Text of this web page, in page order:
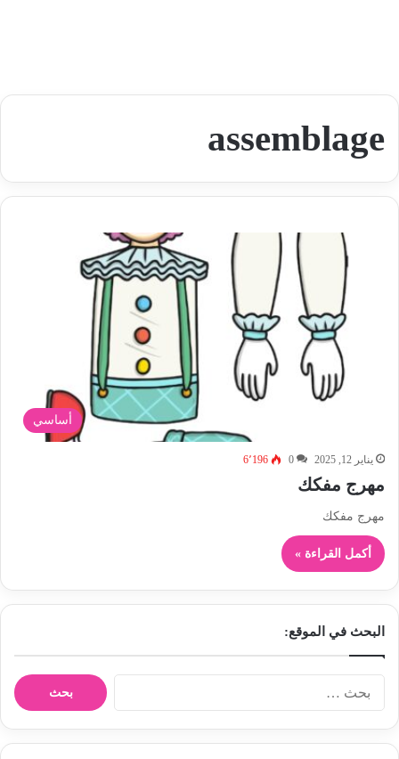
assemblage
أساسي
يناير 12, 2025 0 6٬196
مهرج مفكك
مهرج مفكك
أكمل القراءة »
البحث في الموقع: